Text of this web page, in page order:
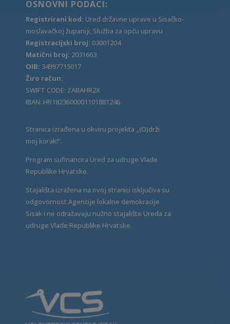
OSNOVNI PODACI:
Registrirani kod: Ured državne uprave u Sisačko-
moslavačkoj županiji, Služba za opću upravu
Registracijski broj: 03001204
Matični broj: 2031663
OIB: 34997715017
Žiro račun:
SWIFT CODE: ZABAHR2X
IBAN: HR1823600001101881246
Stranica izrađena u okviru projekta „(O)drži
moj korak!“.
Program sufinancira Ured za udruge Vlade
Republike Hrvatske.
Stajališta izražena na ovoj stranici isključiva su
odgovornost Agencije lokalne demokracije
Sisak i ne odražavaju nužno stajalište Ureda za
udruge Vlade Republike Hrvatske.